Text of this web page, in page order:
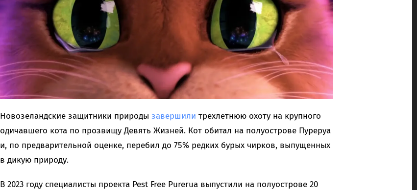
Новозеландские защитники природы завершили трехлетнюю охоту на крупного
одичавшего кота по прозвищу Девять Жизней. Кот обитал на полуострове Пуреруа
и, по предварительной оценке, перебил до 75% редких бурых чирков, выпущенных
в дикую природу.
В 2023 году специалисты проекта Pest Free Purerua выпустили на полуострове 20